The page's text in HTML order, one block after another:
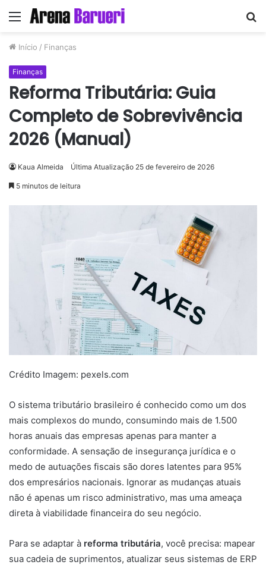
Menu
Início / Finanças
Finanças
Reforma Tributária: Guia
Completo de Sobrevivência
2026 (Manual)
Kaua Almeida Última Atualização 25 de fevereiro de 2026
5 minutos de leitura
Crédito Imagem: pexels.com
O sistema tributário brasileiro é conhecido como um dos
mais complexos do mundo, consumindo mais de 1.500
horas anuais das empresas apenas para manter a
conformidade. A sensação de insegurança jurídica e o
medo de autuações fiscais são dores latentes para 95%
dos empresários nacionais. Ignorar as mudanças atuais
não é apenas um risco administrativo, mas uma ameaça
direta à viabilidade financeira do seu negócio.
Para se adaptar à reforma tributária, você precisa: mapear
sua cadeia de suprimentos, atualizar seus sistemas de ERP